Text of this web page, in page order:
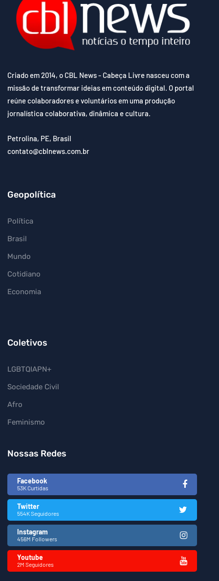
Criado em 2014, o CBL News - Cabeça Livre nasceu com a
missão de transformar ideias em conteúdo digital. O portal
reúne colaboradores e voluntários em uma produção
jornalística colaborativa, dinâmica e cultura.
Petrolina, PE, Brasil
contato@cblnews.com.br
Geopolítica
Política
Brasil
Mundo
Cotidiano
Economia
Coletivos
LGBTQIAPN+
Sociedade Civil
Afro
Feminismo
Nossas Redes
Facebook
53K Curtidas
Twitter
554K Seguidores
Instagram
456M Followers
Youtube
2M Seguidores